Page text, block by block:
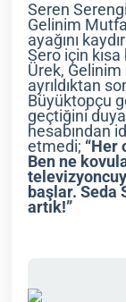
Seren
Gelinim
ayağını
Sero için
Ürek,
ayrıldıktan
Büyüktopçu
geçtiğini
hesabından
etmedi; “Her
Ben ne
başlar. Seda
artık!”